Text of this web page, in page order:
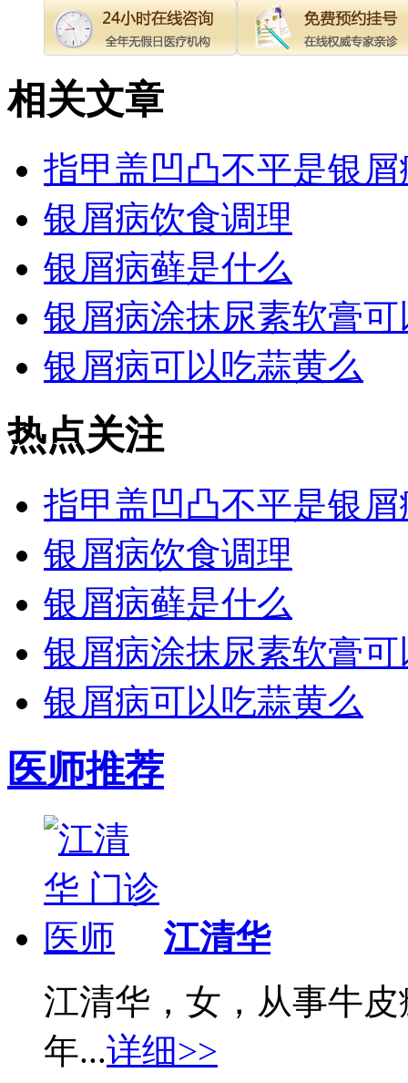
相关文章
指甲盖凹凸不平是银
银屑病饮食调理
银屑病藓是什么
银屑病涂抹尿素软膏可
银屑病可以吃蒜黄么
热点关注
指甲盖凹凸不平是银
银屑病饮食调理
银屑病藓是什么
银屑病涂抹尿素软膏可
银屑病可以吃蒜黄么
医师推荐
江清华
江清华，女，从事牛
年...详细>>